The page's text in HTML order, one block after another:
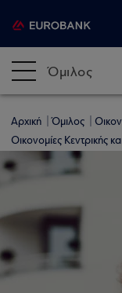
Όμιλος
Αρχική Όμιλος
Οικονομίες Κεντρικής